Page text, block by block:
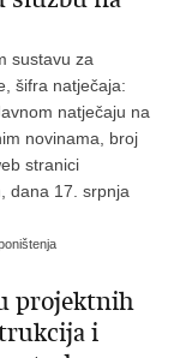
sustavu za
šifra natječaja:
natječaju na
novinama, broj
stranici
dana 17. srpnja
projektnih
i